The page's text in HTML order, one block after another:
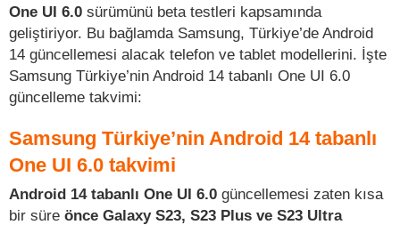
One UI 6.0 sürümünü beta testleri kapsamında
geliştiriyor. Bu bağlamda Samsung, Türkiye’de Android
14 güncellemesi alacak telefon ve tablet modellerini. İşte
Samsung Türkiye’nin Android 14 tabanlı One UI 6.0
güncelleme takvimi:
Samsung Türkiye’nin Android 14 tabanlı
One UI 6.0 takvimi
Android 14 tabanlı One UI 6.0 güncellemesi zaten kısa
bir süre önce Galaxy S23, S23 Plus ve S23 Ultra